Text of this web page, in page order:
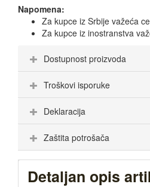
Napomena:
Za kupce iz Srbije važeća
Za kupce iz inostranstva
Dostupnost proizvoda
Troškovi isporuke
Deklaracija
Zaštita potrošača
Detaljan opis